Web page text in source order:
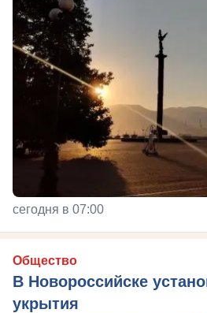
сегодня в 07:00
Общество
В Новороссийске
укрытия